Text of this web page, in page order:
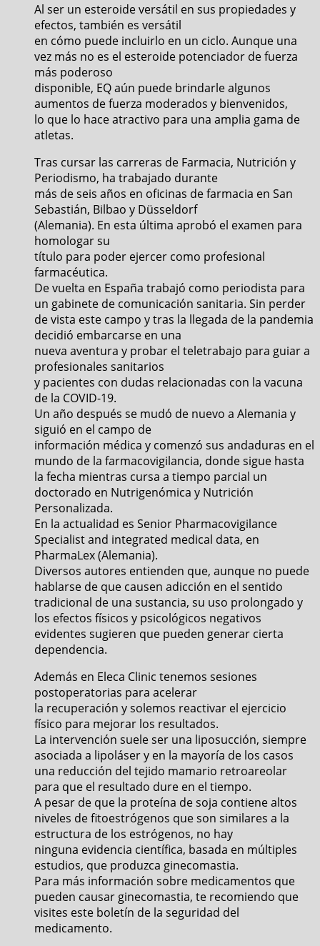
Al ser un esteroide versátil en sus propiedades y
efectos, también es versátil
en cómo puede incluirlo en un ciclo. Aunque una
vez más no es el esteroide potenciador de fuerza
más poderoso
disponible, EQ aún puede brindarle algunos
aumentos de fuerza moderados y bienvenidos,
lo que lo hace atractivo para una amplia gama de
atletas.
Tras cursar las carreras de Farmacia, Nutrición y
Periodismo, ha trabajado durante
más de seis años en oficinas de farmacia en San
Sebastián, Bilbao y Düsseldorf
(Alemania). En esta última aprobó el examen para
homologar su
título para poder ejercer como profesional
farmacéutica.
De vuelta en España trabajó como periodista para
un gabinete de comunicación sanitaria. Sin perder
de vista este campo y tras la llegada de la pandemia
decidió embarcarse en una
nueva aventura y probar el teletrabajo para guiar a
profesionales sanitarios
y pacientes con dudas relacionadas con la vacuna
de la COVID-19.
Un año después se mudó de nuevo a Alemania y
siguió en el campo de
información médica y comenzó sus andaduras en el
mundo de la farmacovigilancia, donde sigue hasta
la fecha mientras cursa a tiempo parcial un
doctorado en Nutrigenómica y Nutrición
Personalizada.
En la actualidad es Senior Pharmacovigilance
Specialist and integrated medical data, en
PharmaLex (Alemania).
Diversos autores entienden que, aunque no puede
hablarse de que causen adicción en el sentido
tradicional de una sustancia, su uso prolongado y
los efectos físicos y psicológicos negativos
evidentes sugieren que pueden generar cierta
dependencia.
Además en Eleca Clinic tenemos sesiones
postoperatorias para acelerar
la recuperación y solemos reactivar el ejercicio
físico para mejorar los resultados.
La intervención suele ser una liposucción, siempre
asociada a lipoláser y en la mayoría de los casos
una reducción del tejido mamario retroareolar
para que el resultado dure en el tiempo.
A pesar de que la proteína de soja contiene altos
niveles de fitoestrógenos que son similares a la
estructura de los estrógenos, no hay
ninguna evidencia científica, basada en múltiples
estudios, que produzca ginecomastia.
Para más información sobre medicamentos que
pueden causar ginecomastia, te recomiendo que
visites este boletín de la seguridad del
medicamento.